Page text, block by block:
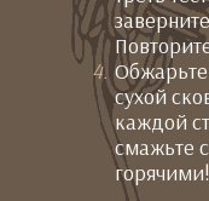
сухой
каждой
смажьте
горячими!